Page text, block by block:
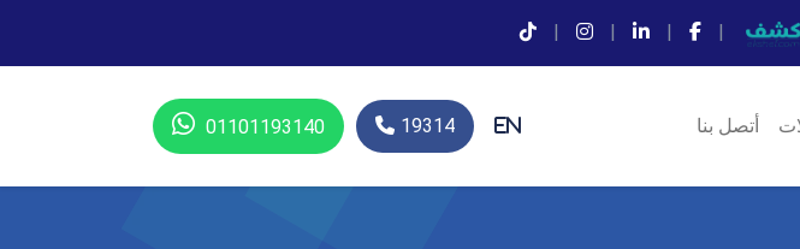
|
|
|
|
أتصل بنا En
19314
01101193140